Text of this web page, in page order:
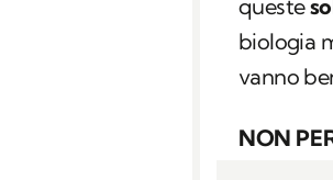
queste
biologia
vanno
NON